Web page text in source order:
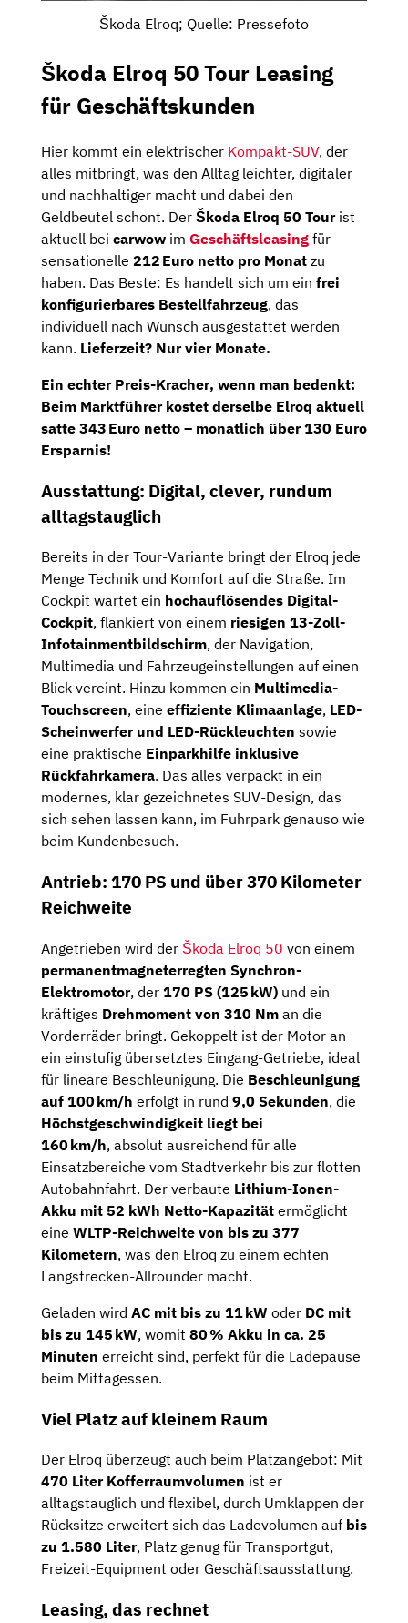
Škoda Elroq; Quelle: Pressefoto
Škoda Elroq 50 Tour Leasing
für Geschäftskunden
Hier kommt ein elektrischer Kompakt-SUV, der
alles mitbringt, was den Alltag leichter, digitaler
und nachhaltiger macht und dabei den
Geldbeutel schont. Der Škoda Elroq 50 Tourist
aktuell bei carwow im Geschäftsleasing für
sensationelle 212 Euro netto pro Monat zu
haben. Das Beste: Es handelt sich um ein frei
konfigurierbares Bestellfahrzeug, das
individuell nach Wunsch ausgestattet werden
kann. Lieferzeit? Nur vier Monate.
Ein echter Preis-Kracher, wenn man bedenkt:
Beim Marktführer kostet derselbe Elroq aktuell
satte 343 Euro netto – monatlich über 130 Euro
Ersparnis!
Ausstattung: Digital, clever, rundum
alltagstauglich
Bereits in der Tour-Variante bringt der Elroq jede
Menge Technik und Komfort auf die Straße. Im
Cockpit wartet ein hochauflösendes Digital-
Cockpit, flankiert von einem riesigen 13-Zoll-
Infotainmentbildschirm, der Navigation,
Multimedia und Fahrzeugeinstellungen auf einen
Blick vereint. Hinzu kommen ein Multimedia-
Touchscreen, eine effiziente Klimaanlage, LED-
Scheinwerfer und LED-Rückleuchten sowie
eine praktische Einparkhilfe inklusive
Rückfahrkamera. Das alles verpackt in ein
modernes, klar gezeichnetes SUV-Design, das
sich sehen lassen kann, im Fuhrpark genauso wie
beim Kundenbesuch.
Antrieb: 170 PS und über 370 Kilometer
Reichweite
Angetrieben wird der Škoda Elroq 50 von einem
permanentmagneterregten Synchron-
Elektromotor, der 170 PS (125 kW) und ein
kräftiges Drehmoment von 310 Nm an die
Vorderräder bringt. Gekoppelt ist der Motor an
ein einstufig übersetztes Eingang-Getriebe, ideal
für lineare Beschleunigung. Die Beschleunigung
auf 100 km/h erfolgt in rund 9,0 Sekunden, die
Höchstgeschwindigkeit liegt bei
160 km/h, absolut ausreichend für alle
Einsatzbereiche vom Stadtverkehr bis zur flotten
Autobahnfahrt. Der verbaute Lithium-Ionen-
Akku mit 52 kWh Netto-Kapazität ermöglicht
eine WLTP-Reichweite von bis zu 377
Kilometern, was den Elroq zu einem echten
Langstrecken-Allrounder macht.
Geladen wird AC mit bis zu 11 kW oder DC mit
bis zu 145 kW, womit 80 % Akku in ca. 25
Minuten erreicht sind, perfekt für die Ladepause
beim Mittagessen.
Viel Platz auf kleinem Raum
Der Elroq überzeugt auch beim Platzangebot: Mit
470 Liter Kofferraumvolumen ist er
alltagstauglich und flexibel, durch Umklappen der
Rücksitze erweitert sich das Ladevolumen auf bis
zu 1.580 Liter, Platz genug für Transportgut,
Freizeit-Equipment oder Geschäftsausstattung.
Leasing, das rechnet